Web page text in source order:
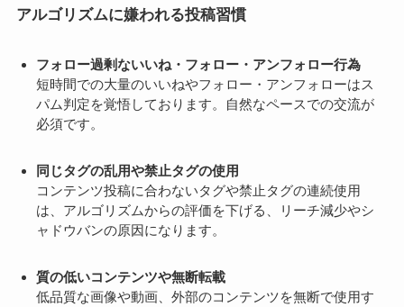
アルゴリズムに嫌われる投稿習慣
フォロー過剰ないいね・フォロー・アンフォロー行為
短時間での大量のいいねやフォロー・アンフォローはス
パム判定を覚悟しております。自然なペースでの交流が
必須です。
同じタグの乱用や禁止タグの使用
コンテンツ投稿に合わないタグや禁止タグの連続使用
は、アルゴリズムからの評価を下げる、リーチ減少やシ
ャドウバンの原因になります。
質の低いコンテンツや無断転載
低品質な画像や動画、外部のコンテンツを無断で使用す